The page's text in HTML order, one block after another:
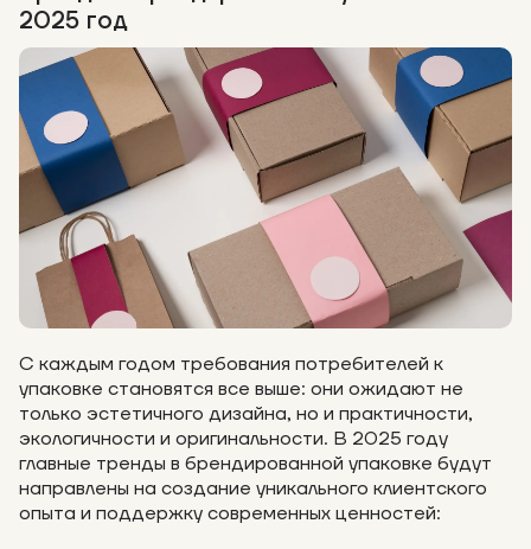
2025 год
С каждым годом требования потребителей к
упаковке становятся все выше: они ожидают не
только эстетичного дизайна, но и практичности,
экологичности и оригинальности. В 2025 году
главные тренды в брендированной упаковке будут
направлены на создание уникального клиентского
опыта и поддержку современных ценностей: